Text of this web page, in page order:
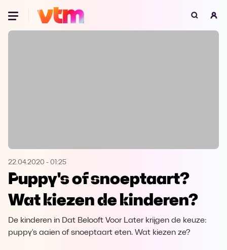
Oeps, browser niet ondersteund
Microsoft Edge Download
Opera Download
22.04.2020 - 01:25
Puppy's of snoeptaart?
Wat kiezen de kinderen?
De kinderen in Dat Belooft Voor Later krijgen de keuze:
puppy's aaien of snoeptaart eten. Wat kiezen ze?